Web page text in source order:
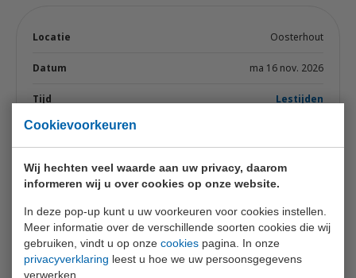
Cookievoorkeuren
Wij hechten veel waarde aan uw privacy, daarom
informeren wij u over cookies op onze website.
In deze pop-up kunt u uw voorkeuren voor cookies instellen.
Meer informatie over de verschillende soorten cookies die wij
gebruiken, vindt u op onze cookies pagina. In onze
privacyverklaring leest u hoe we uw persoonsgegevens
verwerken.
Oosterhout
ma 16 nov. 2026
Lestijden
Voeg toe